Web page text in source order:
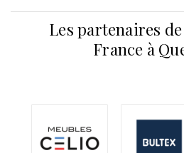
Les partenaires
France à